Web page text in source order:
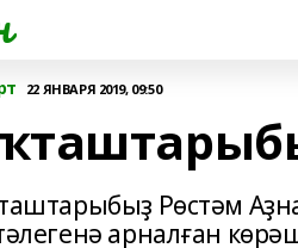
22 ЯНВАРЯ 2019, 09:50
Рөстәм
арналған